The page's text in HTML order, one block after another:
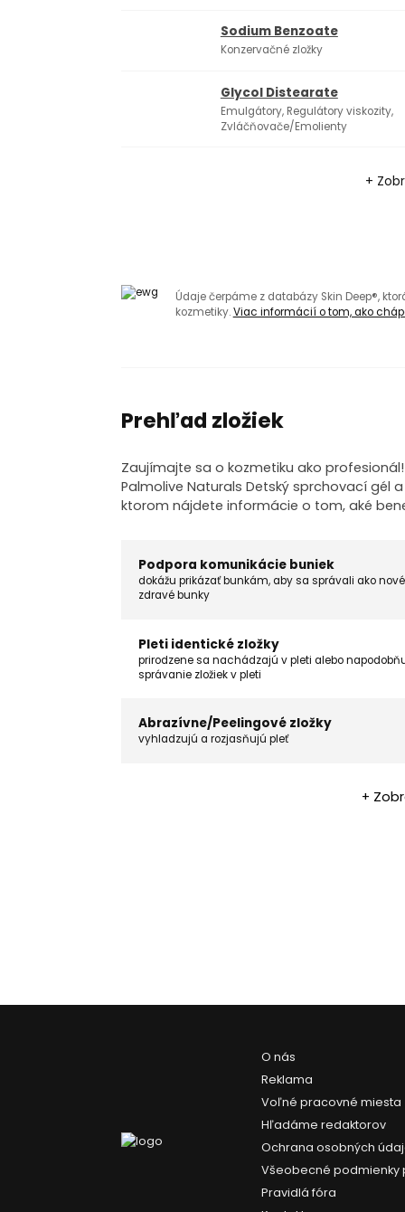
Sodium Benzoate
Konzervačné zložky
Glycol Distearate
Emulgátory, Regulátory viskozity,
Zvláčňovače/Emolienty
+
Údaje čerpáme z databázy Skin Deep®,
kozmetiky.Viac informácií o tom, ako
Prehľad zložiek
Zaujímajte sa o kozmetiku ako
Palmolive Naturals Detský sprchovací gél
ktorom nájdete informácie o tom, aké
Podpora komunikácie buniek
dokážu prikázať bunkám, aby sa správali ako
zdravé bunky
Pleti identické zložky
prirodzene sa nachádzajú v pleti alebo
správanie zložiek v pleti
Abrazívne/Peelingové zložky
vyhladzujú a rozjasňujú pleť
+
O nás
Reklama
Voľné pracovné miesta
Hľadáme redaktorov
Ochrana osobných
Všeobecné podmienky
Pravidlá fóra